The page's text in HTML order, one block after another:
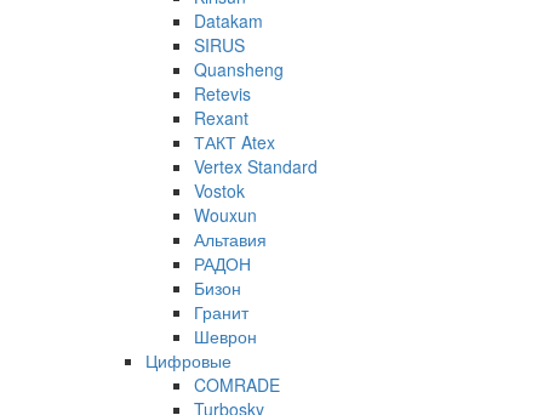
Datakam
SIRUS
Quansheng
Retevis
Rexant
ТАКТ Atex
Vertex Standard
Vostok
Wouxun
Альтавия
РАДОН
Бизон
Гранит
Шеврон
Цифровые
COMRADE
Turbosky